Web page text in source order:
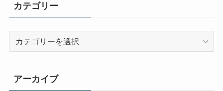
カテゴリー
リ
ー
アーカイブ